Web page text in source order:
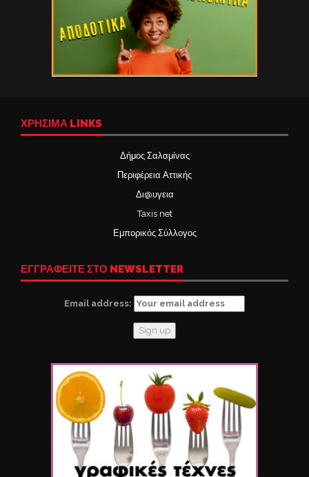
ΧΡΉΣΙΜΑ LINKS
Δήμος Σαλαμίνας
Περιφέρεια Αττικής
Δι@υγεια
Taxis net
Εμπορικός Σύλλογος
ΕΓΓΡΑΦΕΙΤΕ ΣΤΟ NEWSLETTER
Email address: